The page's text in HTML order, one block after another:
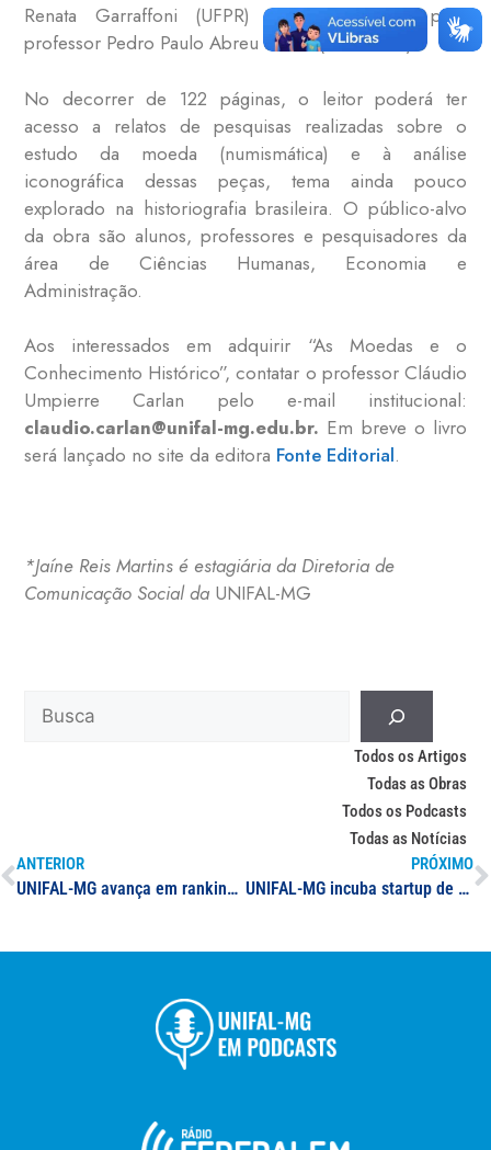
Renata Garraffoni (UFPR) e a introdução, pelo
professor Pedro Paulo Abreu Funari (UNICAMP).
No decorrer de 122 páginas, o leitor poderá ter
acesso a relatos de pesquisas realizadas sobre o
estudo da moeda (numismática) e à análise
iconográfica dessas peças, tema ainda pouco
explorado na historiografia brasileira. O público-alvo
da obra são alunos, professores e pesquisadores da
área de Ciências Humanas, Economia e
Administração.
Aos interessados em adquirir “As Moedas e o
Conhecimento Histórico”, contatar o professor Cláudio
Umpierre Carlan pelo e-mail institucional:
claudio.carlan@unifal-mg.edu.br. Em breve o livro
será lançado no site da editora Fonte Editorial.
*Jaíne Reis Martins é estagiária da Diretoria de
Comunicação Social da UNIFAL-MG
Todos os Artigos
Todas as Obras
Todos os Podcasts
Todas as Notícias
ANTERIOR
UNIFAL-MG avança em ranking nacional sobre sustentabilidade e ganha destaque em mídia regional
PRÓXIMO
UNIFAL-MG incuba startup de grupo empresarial de atuação internacional; parceria com a ICRO Group pode viabilizar ampliação do campo de estágios para estudantes da UNIFAL-MG